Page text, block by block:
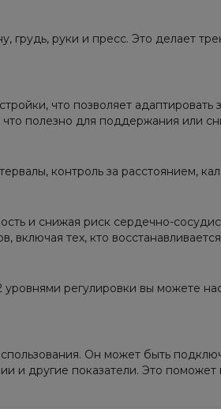
грудь, руки и пресс. Это делает
что позволяет адаптировать
полезно для поддержания или
контроль за расстоянием,
и снижая риск сердечно-
тех, кто
регулировки вы можете
Он может быть
и другие показатели. Это